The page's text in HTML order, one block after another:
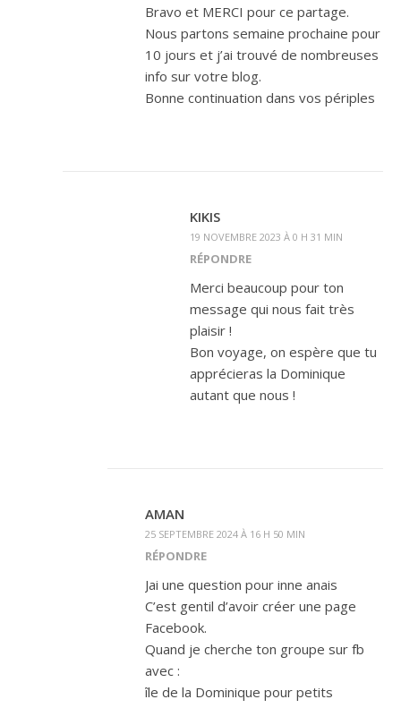
Bravo et MERCI pour ce partage.
Nous partons semaine prochaine pour
10 jours et j’ai trouvé de nombreuses
info sur votre blog.
Bonne continuation dans vos périples
KIKIS
19 NOVEMBRE 2023 À 0 H 31 MIN
RÉPONDRE
Merci beaucoup pour ton
message qui nous fait très
plaisir !
Bon voyage, on espère que tu
apprécieras la Dominique
autant que nous !
AMAN
25 SEPTEMBRE 2024 À 16 H 50 MIN
RÉPONDRE
Jai une question pour inne anais
C’est gentil d’avoir créer une page
Facebook.
Quand je cherche ton groupe sur fb
avec :
île de la Dominique pour petits